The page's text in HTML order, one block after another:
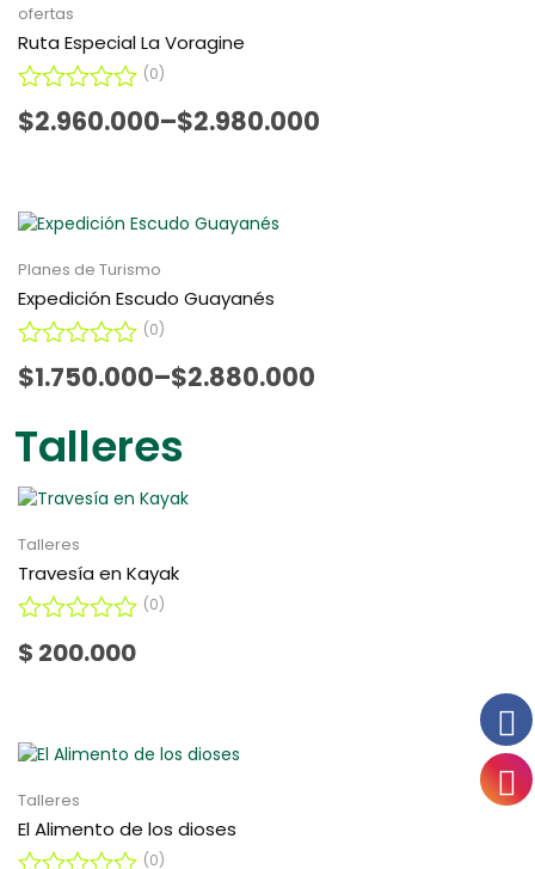
ofertas
Ruta Especial La Voragine
V
a
a
o
c
n
0
d
5
(0)
$2.960.000–$2.980.000
Planes de Turismo
Expedición Escudo Guayanés
V
a
o
d
c
o
n
0
d
e
(0)
$1.750.000–$2.880.000
Talleres
Talleres
Travesía en Kayak
V
a
a
o
c
(0)
$ 200.000
Talleres
El Alimento de los dioses
(0)